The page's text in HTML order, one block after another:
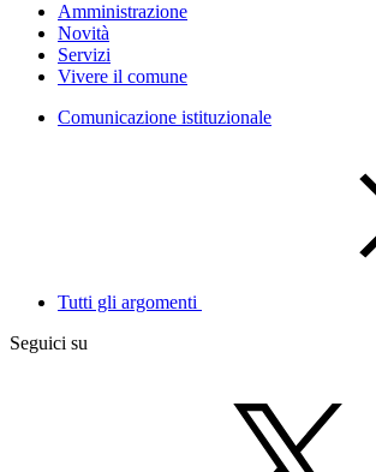
Amministrazione
Novità
Servizi
Vivere il comune
Comunicazione istituzionale
Tutti gli argomenti
Seguici su